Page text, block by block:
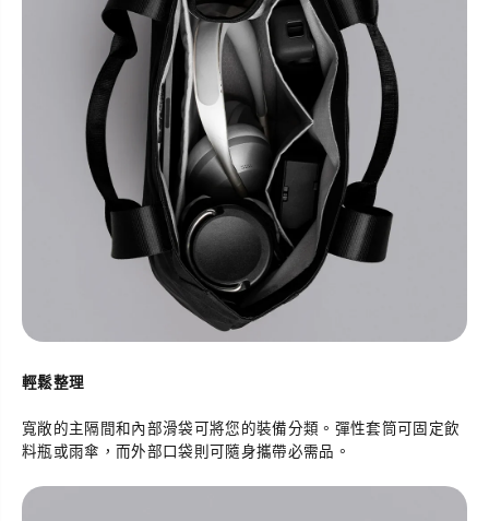
輕鬆整理
寬敞的主隔間和內部滑袋可將您的裝備分類。彈性套筒可固定飲
料瓶或雨傘，而外部口袋則可隨身攜帶必需品。